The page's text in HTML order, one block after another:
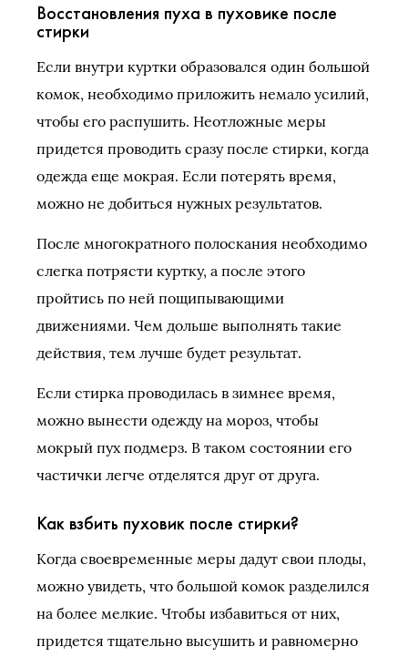
Восстановления пуха в пуховике после
стирки
Если внутри куртки образовался один большой
комок, необходимо приложить немало усилий,
чтобы его распушить. Неотложные меры
придется проводить сразу после стирки, когда
одежда еще мокрая. Если потерять время,
можно не добиться нужных результатов.
После многократного полоскания необходимо
слегка потрясти куртку, а после этого
пройтись по ней пощипывающими
движениями. Чем дольше выполнять такие
действия, тем лучше будет результат.
Если стирка проводилась в зимнее время,
можно вынести одежду на мороз, чтобы
мокрый пух подмерз. В таком состоянии его
частички легче отделятся друг от друга.
Как взбить пуховик после стирки?
Когда своевременные меры дадут свои плоды,
можно увидеть, что большой комок разделился
на более мелкие. Чтобы избавиться от них,
придется тщательно высушить и равномерно